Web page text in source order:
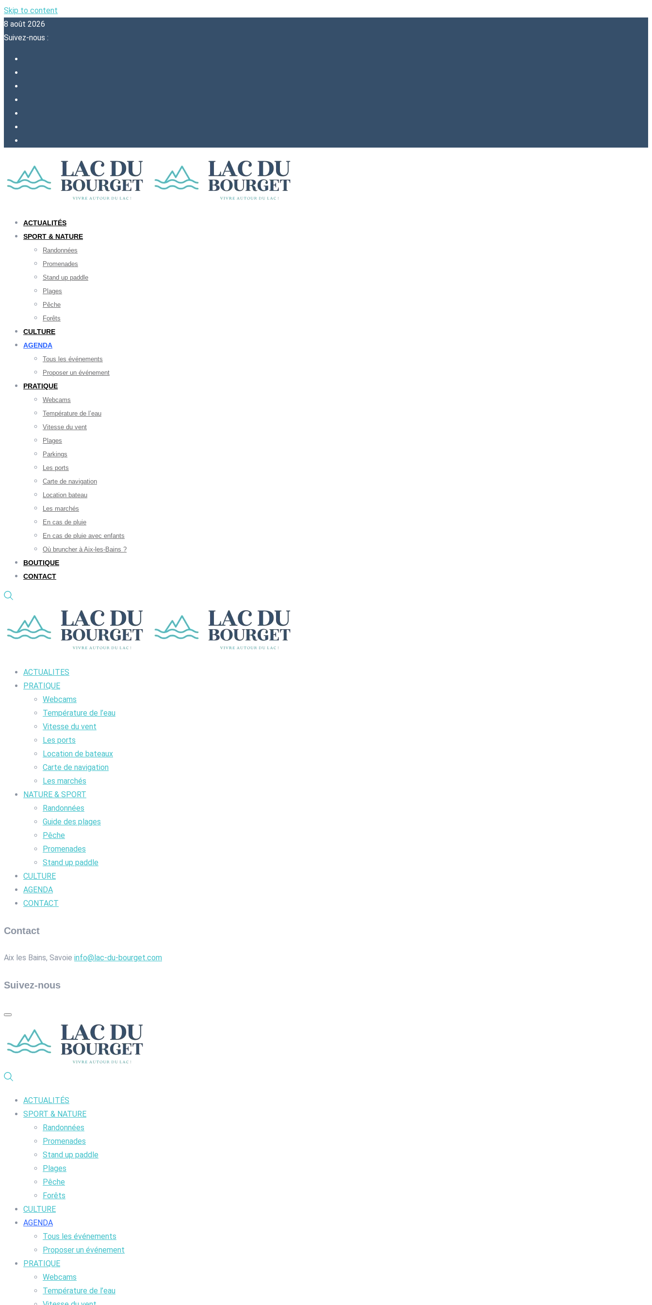
Skip to content
8 août 2026
Suivez-nous :
ACTUALITÉS
SPORT & NATURE
Randonnées
Promenades
Stand up paddle
Plages
Pêche
Forêts
CULTURE
AGENDA
Tous les événements
Proposer un événement
PRATIQUE
Webcams
Température de l’eau
Vitesse du vent
Plages
Parkings
Les ports
Carte de navigation
Location bateau
Les marchés
En cas de pluie
En cas de pluie avec enfants
Où bruncher à Aix-les-Bains ?
BOUTIQUE
CONTACT
ACTUALITES
PRATIQUE
Webcams
Température de l’eau
Vitesse du vent
Les ports
Location de bateaux
Carte de navigation
Les marchés
NATURE & SPORT
Randonnées
Guide des plages
Pêche
Promenades
Stand up paddle
CULTURE
AGENDA
CONTACT
Contact
Aix les Bains, Savoie info@lac-du-bourget.com
Suivez-nous
ACTUALITÉS
SPORT & NATURE
Randonnées
Promenades
Stand up paddle
Plages
Pêche
Forêts
CULTURE
AGENDA
Tous les événements
Proposer un événement
PRATIQUE
Webcams
Température de l’eau